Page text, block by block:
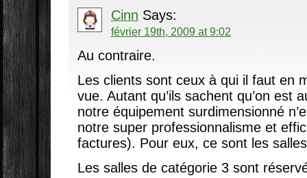
Cinn Says:
février 19th, 2009 at 9:02
Au contraire.
Les clients sont ceux à qui il faut en
vue. Autant qu’ils sachent qu’on est
notre équipement surdimensionné
notre super professionnalisme et
factures). Pour eux, ce sont les
Les salles de catégorie 3 sont